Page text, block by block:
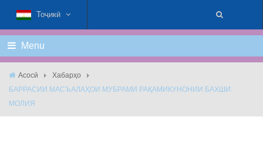
Тоҷикӣ
Menu
Асосӣ
Хабарҳо
БАРРАСИИ МАСЪАЛАҲОИ МУБРАМИ РАҚАМИКУНОНИИ БАХШИ
МОЛИЯ